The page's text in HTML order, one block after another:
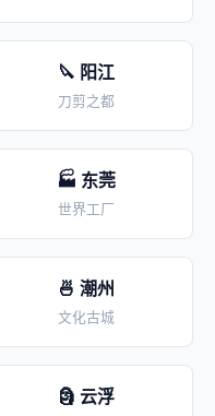
🔪 阳江
刀剪之都
🏭 东莞
世界工厂
🍜 潮州
文化古城
🗿 云浮